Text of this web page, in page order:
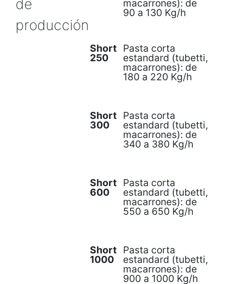
de
producción
macarrones): de
90 a 130 Kg/h
Short
250
Pasta corta
estandard (tubetti,
macarrones): de
180 a 220 Kg/h
Short
300
Pasta corta
estandard (tubetti,
macarrones): de
340 a 380 Kg/h
Short
600
Pasta corta
estandard (tubetti,
macarrones): de
550 a 650 Kg/h
Short
1000
Pasta corta
estandard (tubetti,
macarrones): de
900 a 1000 Kg/h